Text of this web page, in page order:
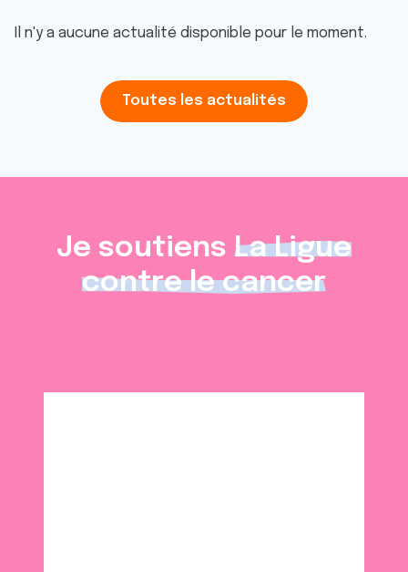
Il n'y a aucune actualité disponible pour le moment.
Toutes les actualités
Je soutiens La Ligue
contre le cancer